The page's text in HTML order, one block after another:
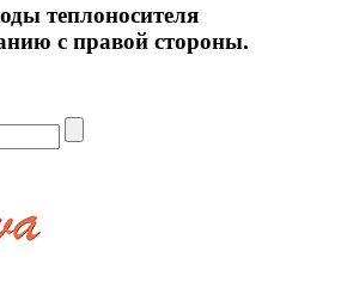
теплоносителя
с правой стороны.